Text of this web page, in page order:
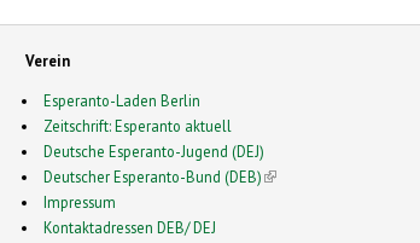
Verein
Esperanto-Laden Berlin
Zeitschrift: Esperanto aktuell
Deutsche Esperanto-Jugend (DEJ)
Deutscher Esperanto-Bund (DEB)(link is external)
Impressum
Kontaktadressen DEB/ DEJ